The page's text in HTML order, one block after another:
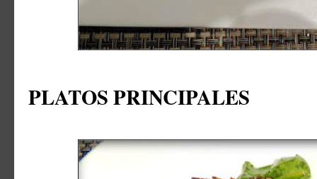
PLATOS PRINCIPALES